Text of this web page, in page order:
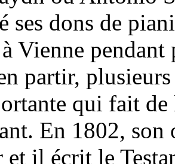
ses dons de
Vienne
partir,
qui fait
En 1802, son
et il écrit le